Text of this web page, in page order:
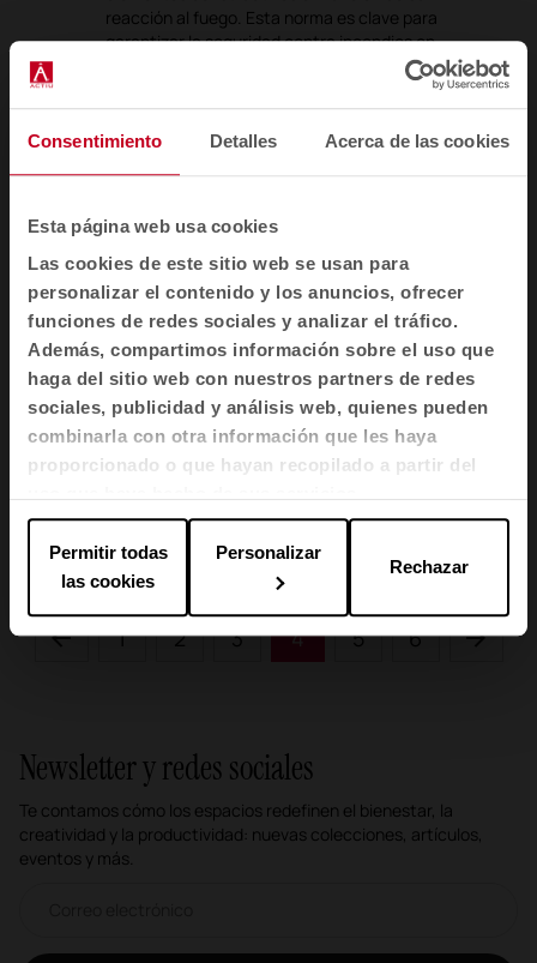
Consentimiento Detalles Acerca de las cookies
Esta página web usa cookies
Las cookies de este sitio web se usan para
personalizar el contenido y los anuncios, ofrecer
funciones de redes sociales y analizar el tráfico.
Además, compartimos información sobre el uso que
haga del sitio web con nuestros partners de redes
sociales, publicidad y análisis web, quienes pueden
combinarla con otra información que les haya
proporcionado o que hayan recopilado a partir del
Permitir todas
las cookies
Personalizar
Rechazar
reacción al fuego. Esta norma es clave para
garantizar la seguridad contra incendios en
UNE-EN 12727:01
La norma UNE-EN 12727:2001 establece los
mecánica para asientos fijos no domésticos,
teatros, salas de conferencias, estadios y
similares.
UNE-EN ISO 354:2004
La norma UNE-EN ISO 354:2004 describe el
método para medir la absorción acústica en
materiales y sistemas en una sala de ensayo
reverberante. Es fundamental para evaluar cómo
espacio, algo crucial en diseño arquitectónico,
1 2 3 4 5 6
Newsletter y redes sociales
Te contamos cómo los espacios redefinen el bienestar, la
creatividad y la productividad: nuevas colecciones, artículos,
eventos y más.